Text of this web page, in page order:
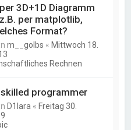
3D+1D Diagramm
per matplotlib,
Format?
m__golbs « Mittwoch 18.
Rechnen
programmer
D1lara « Freitag 30.